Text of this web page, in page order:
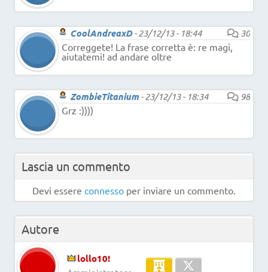
CoolAndreaxD-23/12/13 - 18:44
30
Correggete! La frase corretta è: re magi,
aiutatemi! ad andare oltre
ZombieTitanium -23/12/13 - 18:34
98
Grz :))))
Lascia un commento
Devi essere connesso per inviare un commento.
Autore
lollo10!